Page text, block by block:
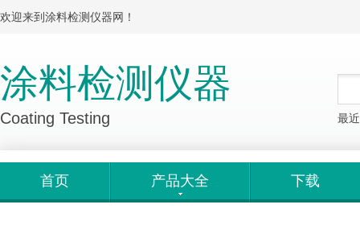
欢迎来到涂料检测仪器网！
涂料检测仪器
Coating Testing 最
首页 产品大全 下载